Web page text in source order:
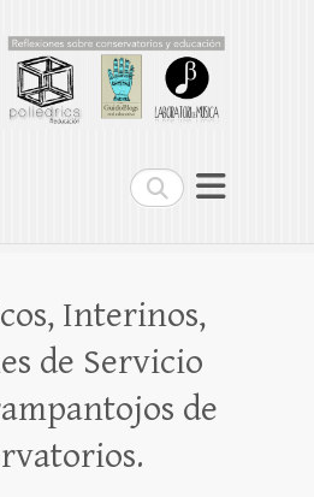
Buscar
el Oasis
Interinos,
de Servicio
de